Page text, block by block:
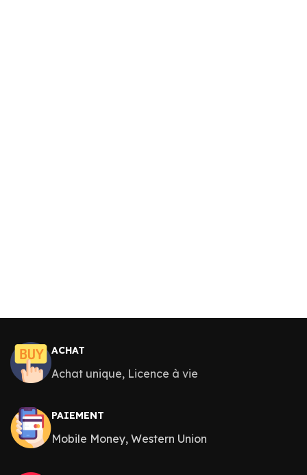
ACHAT
Achat unique, Licence à vie
PAIEMENT
Mobile Money, Western Union